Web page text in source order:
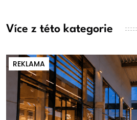
Více z této kategorie
REKLAMA